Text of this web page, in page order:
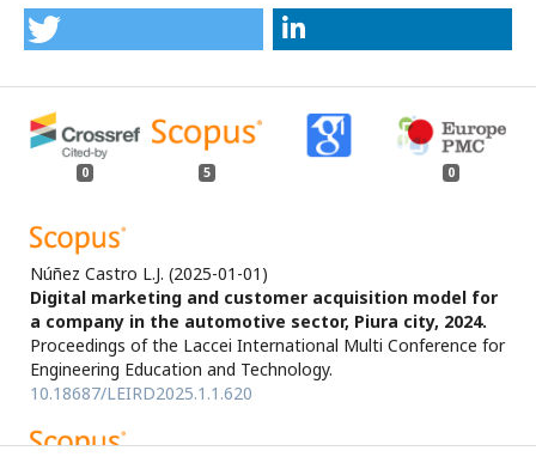
0 5 0
Núñez Castro L.J. (2025-01-01)
Digital marketing and customer acquisition model for
a company in the automotive sector, Piura city, 2024.
Proceedings of the Laccei International Multi Conference for
Engineering Education and Technology.
10.18687/LEIRD2025.1.1.620